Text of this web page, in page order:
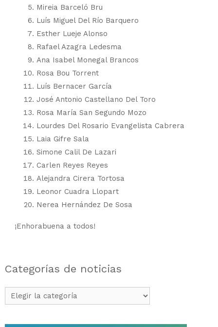
Mireia Barceló Bru
Luís Miguel Del Río Barquero
Esther Lueje Alonso
Rafael Azagra Ledesma
Ana Isabel Monegal Brancos
Rosa Bou Torrent
Luís Bernacer García
José Antonio Castellano Del Toro
Rosa María San Segundo Mozo
Lourdes Del Rosario Evangelista Cabrera
Laia Gifre Sala
Simone Calil De Lazari
Carlen Reyes Reyes
Alejandra Cirera Tortosa
Leonor Cuadra Llopart
Nerea Hernández De Sosa
¡Enhorabuena a todos!
Categorías de noticias
Categorías
de